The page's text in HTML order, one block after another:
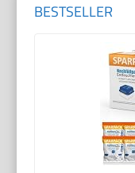
BESTSELLER